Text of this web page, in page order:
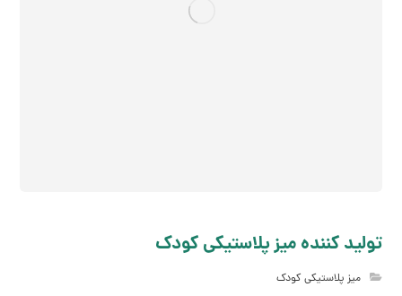
تولید کننده میز پلاستیکی کودک
میز پلاستیکی کودک